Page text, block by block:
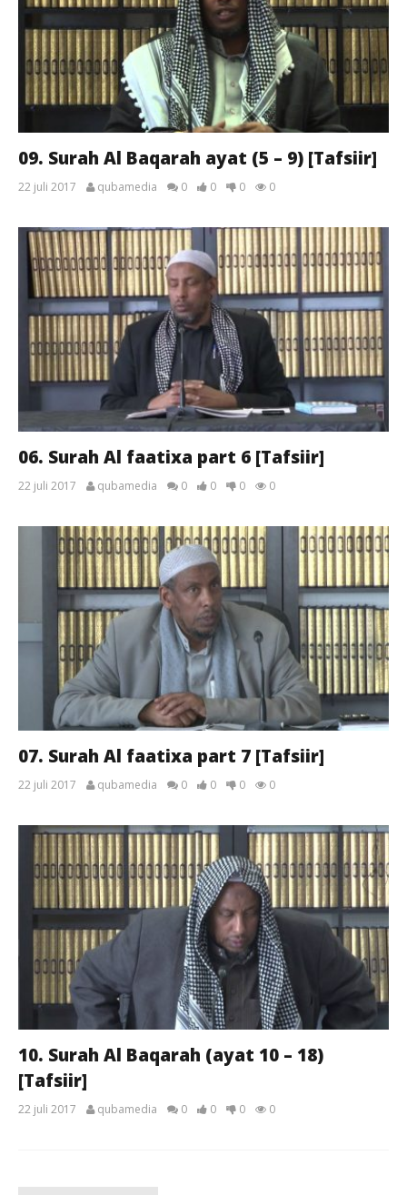
09. Surah Al Baqarah ayat (5 – 9) [Tafsiir]
22 juli 2017 qubamedia 0 0 0 0
06. Surah Al faatixa part 6 [Tafsiir]
22 juli 2017 qubamedia 0 0 0 0
07. Surah Al faatixa part 7 [Tafsiir]
22 juli 2017 qubamedia 0 0 0 0
10. Surah Al Baqarah (ayat 10 – 18)
[Tafsiir]
22 juli 2017 qubamedia 0 0 0 0